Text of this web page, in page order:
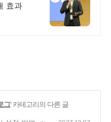
효과
그' 카테고리의 다른 글